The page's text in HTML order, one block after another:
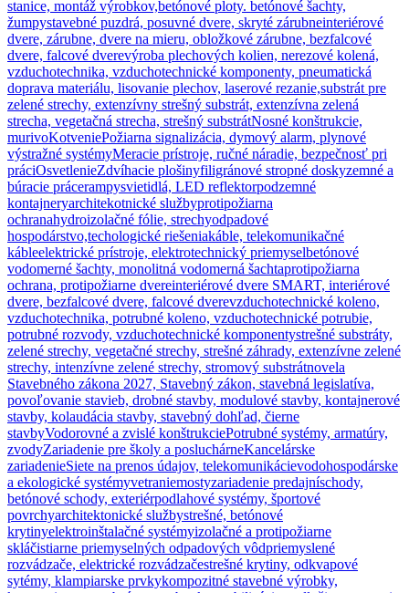
stanice, montáž výrobkov,betónové ploty. betónové šachty,
žumpystavebné puzdrá, posuvné dvere, skryté zárubneinteriérové
dvere, zárubne, dvere na mieru, obložkové zárubne, bezfalcové
dvere, falcové dverevýroba plechových kolien, nerezové kolená,
vzduchotechnika, vzduchotechnické komponenty, pneumatická
doprava materiálu, lisovanie plechov, laserové rezanie,substrát pre
zelené strechy, extenzívny strešný substrát, extenzívna zelená
strecha, vegetačná strecha, strešný substrátNosné konštrukcie,
murivoKotveniePožiarna signalizácia, dymový alarm, plynové
výstražné systémyMeracie prístroje, ručné náradie, bezpečnosť pri
práciOsvetlenieZdvíhacie plošinyfiligránové stropné doskyzemné a
búracie prácerampysvietidlá, LED reflektorpodzemné
kontajneryarchitekotnické službyprotipožiarna
ochranahydroizolačné fólie, strechyodpadové
hospodárstvo,techologické riešeniakáble, telekomunikačné
kábleelektrické prístroje, elektrotechnický priemyselbetónové
vodomerné šachty, monolitná vodomerná šachtaprotipožiarna
ochrana, protipožiarne dvereinteriérové dvere SMART, interiérové
dvere, bezfalcové dvere, falcové dverevzduchotechnické koleno,
vzduchotechnika, potrubné koleno, vzduchotechnické potrubie,
potrubné rozvody, vzduchotechnické komponentystrešné substráty,
zelené strechy, vegetačné strechy, strešné záhrady, extenzívne zelené
strechy, intenzívne zelené strechy, stromový substrátnovela
Stavebného zákona 2027, Stavebný zákon, stavebná legislatíva,
povoľovanie stavieb, drobné stavby, modulové stavby, kontajnerové
stavby, kolaudácia stavby, stavebný dohľad, čierne
stavbyVodorovné a zvislé konštrukciePotrubné systémy, armatúry,
zvodyZariadenie pre školy a posluchárneKancelárske
zariadenieSiete na prenos údajov, telekomunikácievodohospodárske
a ekologické systémyvetraniemostyzariadenie predajníschody,
betónové schody, exteriérpodlahové systémy, športové
povrchyarchitektonické službystrešné, betónové
krytinyelektroinštalačné systémyizolačné a protipožiarne
skláčistiarne priemyselných odpadových vôdpriemyslené
rozvádzače, elektrické rozvádzačestrešné krytiny, odkvapové
sytémy, klampiarske prvkykompozitné stavebné výrobky,